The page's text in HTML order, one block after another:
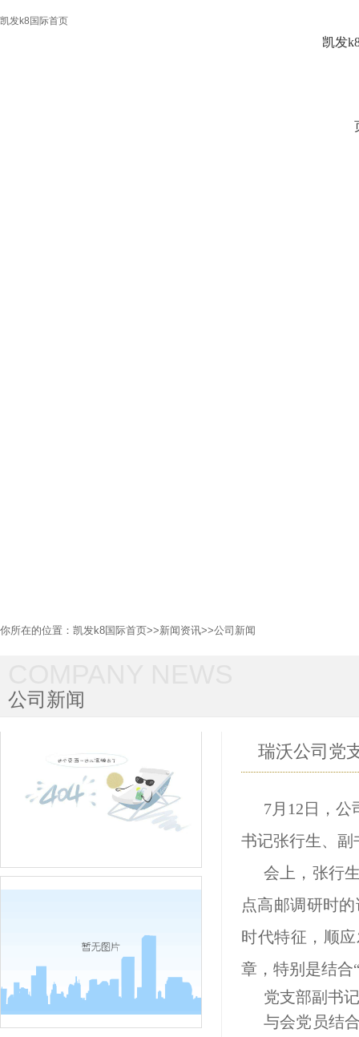
凯发k8国际首页
凯发
你所在的位置： 凯发k8国际首页>>新闻资讯>>公司新闻
公司新闻
瑞沃公司党
7月12日，
书记张行生、副
会上，张行
点高邮调研时
时代特征，顺
章，特别是结合
党支部副书
与会党员结